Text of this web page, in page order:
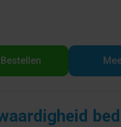
Bestellen